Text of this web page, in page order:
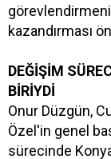
kazandırması
DEĞİŞİM
BİRİYDİ
Onur Düzgün,
Özel'in genel
sürecinde